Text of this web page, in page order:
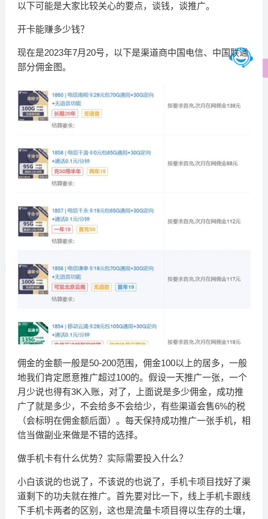
以下可能是大家比较关心的要点，谈钱，谈推广。
开卡能赚多少钱？
现在是2023年7月20号，以下是渠道商中国电信、中国联通
部分佣金图。
佣金的金额一般是50-200范围，佣金100以上的居多，一般
地我们肯定愿意推广超过100的。假设一天推广一张，一个
月少说也得有3K入账，对了，上面说是多少佣金，成功推
广了就是多少，不会给多不会给少，有些渠道会售6%的税
（会标明在佣金额后面）。每天保持成功推广一张手机，相
信当做副业来做是不错的选择。
做手机卡有什么优势？实际需要投入什么？
小白该说的也说了，不该说的也说了，手机卡项目找好了渠
道剩下的功夫就在推广。首先要对比一下，线上手机卡跟线
下手机卡两者的区别，这也是流量卡项目得以生存的土壤，